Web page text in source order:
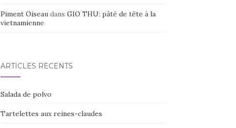
Piment Oiseaudans GIO THU: pâté de tête à la
vietnamienne
ARTICLES RÉCENTS
Salada de polvo
Tartelettes aux reines-claudes